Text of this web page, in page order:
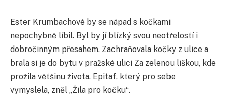
Ester Krumbachové by se nápad s kočkami
nepochybně líbil. Byl by jí blízký svou neotřelostí i
dobročinným přesahem. Zachraňovala kočky z ulice a
brala si je do bytu v pražské ulici Za zelenou liškou, kde
prožila většinu života. Epitaf, který pro sebe
vymyslela, zněl „Žila pro kočku“.